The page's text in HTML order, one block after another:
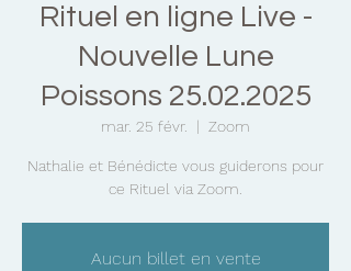
Rituel en ligne Live -
Nouvelle Lune
Poissons 25.02.2025
mar. 25 févr.
  |
Zoom
Nathalie et Bénédicte vous guiderons pour
ce Rituel via Zoom.
Aucun billet en vente